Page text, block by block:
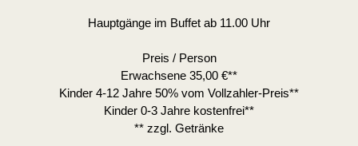
Hauptgänge im Buffet ab 11.00 Uhr
Preis / Person
Erwachsene 35,00 €**
Kinder 4-12 Jahre 50% vom Vollzahler-Preis**
Kinder 0-3 Jahre kostenfrei**
** zzgl. Getränke